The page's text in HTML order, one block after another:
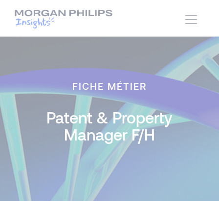
FICHE MÉTIER
Patent & Property
Manager F/H